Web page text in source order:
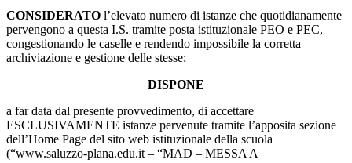
CONSIDERATO l’elevato numero di istanze che quotidianamente
pervengono a questa I.S. tramite posta istituzionale PEO e PEC,
congestionando le caselle e rendendo impossibile la corretta
archiviazione e gestione delle stesse;
DISPONE
a far data dal presente provvedimento, di accettare
ESCLUSIVAMENTE istanze pervenute tramite l’apposita sezione
dell’Home Page del sito web istituzionale della scuola
(“www.saluzzo-plana.edu.it – “MAD – MESSA A